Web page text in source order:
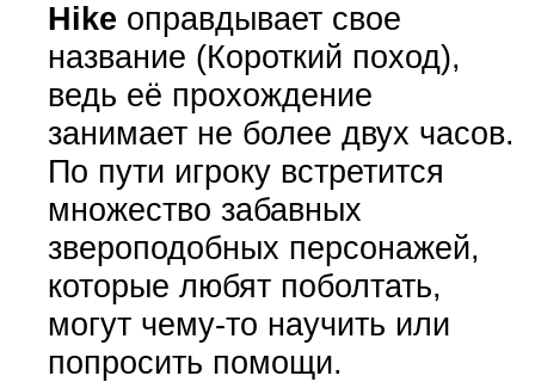
Hike оправдывает свое
название (Короткий поход),
ведь её прохождение
занимает не более двух часов.
По пути игроку встретится
множество забавных
звероподобных персонажей,
которые любят поболтать,
могут чему-то научить или
попросить помощи.